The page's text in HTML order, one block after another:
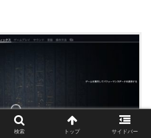
検索 トップ サイドバー